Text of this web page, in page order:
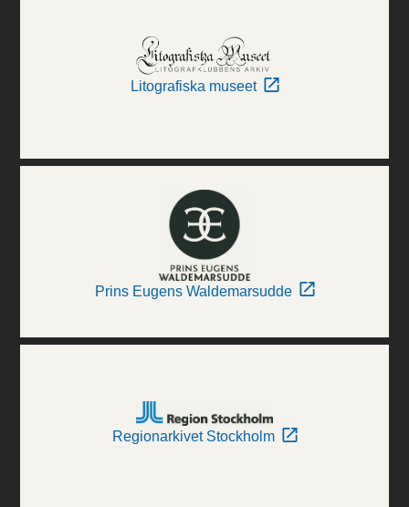
Litografiska museet
Prins Eugens Waldemarsudde
Regionarkivet Stockholm